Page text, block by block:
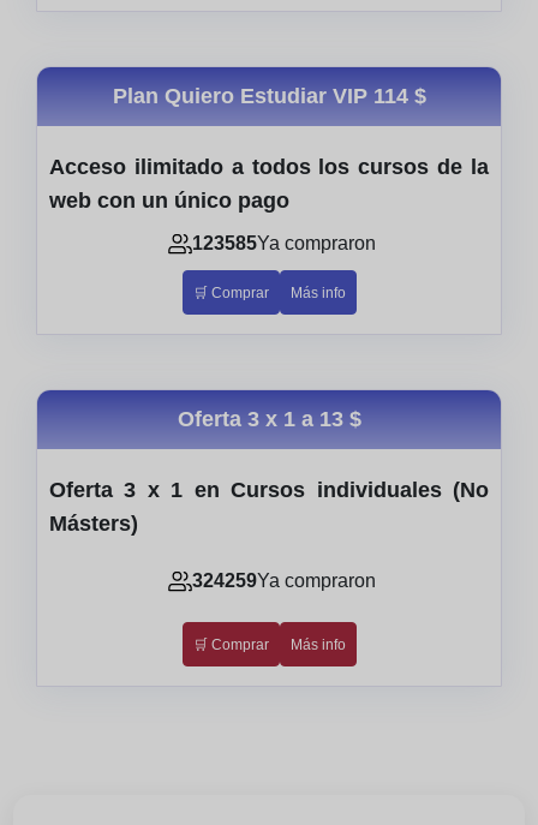
Plan Quiero Estudiar VIP 114 $
Acceso ilimitado a todos los cursos de la
web con un único pago
123585Ya compraron
🛒 Comprar Más info
Oferta 3 x 1 a 13 $
Oferta 3 x 1 en Cursos individuales (No
Másters)
324259Ya compraron
🛒 Comprar Más info